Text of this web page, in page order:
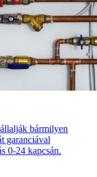
bármilyen
garanciával
0-24 kapcsán.